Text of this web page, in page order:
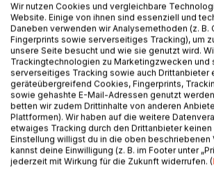
Haben Sie es satt, sich in Ihrem
beruflichen Leben festgefahren zu
einem geringen Selbstwertgefühl oder
kämpfen? Sind Sie bereit, die Kontrolle zu
den Erfolg und das Glück zu erreichen,
Dann haben Sie beim Kauf dieses
Entscheidung getroffen.
Dieses Buch soll Menschen helfen, ihr
auszuschöpfen und ihre Ziele zu
auf persönliches Wachstum
Wir nutzen Cookies und vergleichbare
Website. Einige von ihnen sind essenziell und
Daneben verwenden wir Analysemethoden (z. B.
Fingerprints sowie serverseitiges Tracking), um
unsere Seite besucht und wie sie genutzt wird.
Trackingtechnologien zu Marketingzwecken und
serverseitiges Tracking sowie auch Drittanbieter
geräteübergreifend Cookies, Fingerprints,
sowie gehashte E-Mail-Adressen genutzt
betten wir zudem Drittinhalte von anderen
Plattformen). Wir haben auf die weitere
etwaiges Tracking durch den Drittanbieter
Einstellung willigst du in die oben beschriebenen
kannst deine Einwilligung (z. B. im Footer unter
jederzeit mit Wirkung für die Zukunft widerrufen. (